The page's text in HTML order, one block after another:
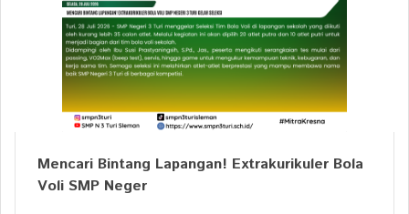
Mencari Bintang Lapangan! Extrakurikuler Bola
Voli SMP Neger